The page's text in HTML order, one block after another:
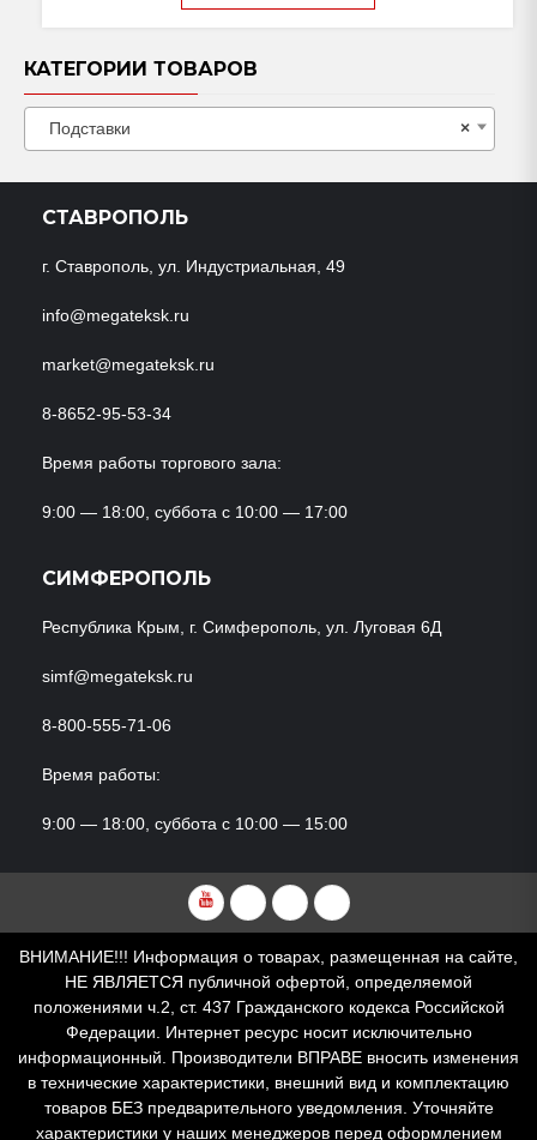
КАТЕГОРИИ ТОВАРОВ
×
Подставки
СТАВРОПОЛЬ
г. Ставрополь, ул. Индустриальная, 49
info@megateksk.ru
market@megateksk.ru
8-8652-95-53-34
Время работы торгового зала:
9:00 — 18:00, суббота с 10:00 — 17:00
СИМФЕРОПОЛЬ
Республика Крым, г. Симферополь, ул. Луговая 6Д
simf@megateksk.ru
8-800-555-71-06
Время работы:
9:00 — 18:00, суббота с 10:00 — 15:00
YouTubeVKvideoRuTubeDzen
ВНИМАНИЕ!!! Информация о товарах, размещенная на сайте,
НЕ ЯВЛЯЕТСЯ публичной офертой, определяемой
положениями ч.2, ст. 437 Гражданского кодекса Российской
Федерации. Интернет ресурс носит исключительно
информационный. Производители ВПРАВЕ вносить изменения
в технические характеристики, внешний вид и комплектацию
товаров БЕЗ предварительного уведомления. Уточняйте
характеристики у наших менеджеров перед оформлением